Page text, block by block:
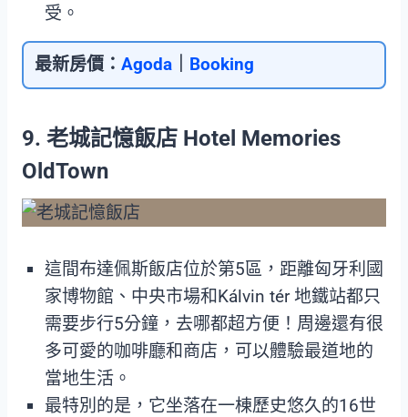
受。
最新房價： Agoda｜ Booking
9. 老城記憶飯店 Hotel Memories
OldTown
這間布達佩斯飯店位於第5區，距離匈牙利國
家博物館、中央市場和Kálvin tér 地鐵站都只
需要步行5分鐘，去哪都超方便！周邊還有很
多可愛的咖啡廳和商店，可以體驗最道地的
當地生活。
最特別的是，它坐落在一棟歷史悠久的16世